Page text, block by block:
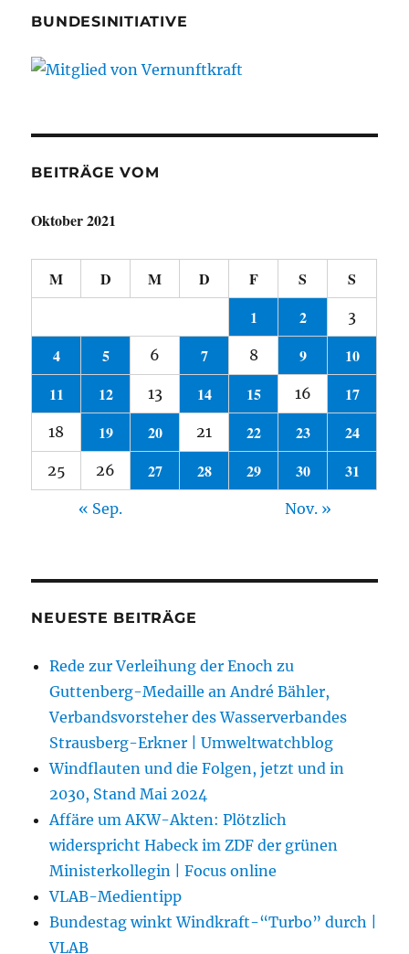
BUNDESINITIATIVE
BEITRÄGE VOM
Oktober 2021
M D M D F S
S
1
2 3
4 5 6 7 8 9
10
11
12 13 14 15 16 17
18 19 20 21 22 23 24
25 26 27 28 29 30 31
« Sep. Nov. »
NEUESTE BEITRÄGE
Rede zur Verleihung der Enoch zu
Guttenberg-Medaille an André Bähler,
Verbandsvorsteher des Wasserverbandes
Strausberg-Erkner | Umweltwatchblog
Windflauten und die Folgen, jetzt und in
2030, Stand Mai 2024
Affäre um AKW-Akten: Plötzlich
widerspricht Habeck im ZDF der grünen
Ministerkollegin | Focus online
VLAB-Medientipp
Bundestag winkt Windkraft-“Turbo” durch |
VLAB